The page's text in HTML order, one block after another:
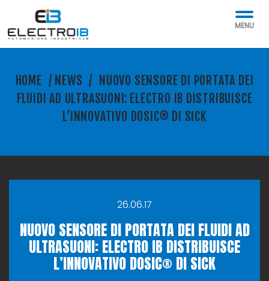
MENU
HOME / NEWS / NUOVO SENSORE DI PORTATA DEI
FLUIDI AD ULTRASUONI: ELECTRO IB DISTRIBUISCE
L’INNOVATIVO DOSIC® DI SICK
26.06.17
NUOVO SENSORE DI PORTATA DEI FLUIDI AD
ULTRASUONI: ELECTRO IB DISTRIBUISCE
L’INNOVATIVO DOSIC® DI SICK